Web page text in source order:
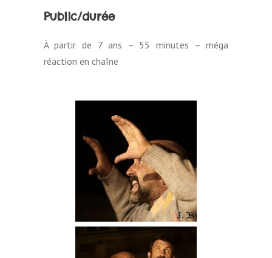
Public/durée
À partir de 7 ans – 55 minutes – méga
réaction en chaîne